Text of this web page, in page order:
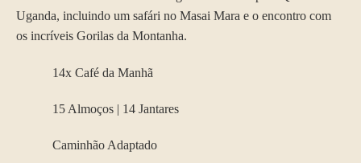
Uganda, incluindo um safári no Masai Mara e o encontro com
os incríveis Gorilas da Montanha.
14x Café da Manhã
15 Almoços | 14 Jantares
Caminhão Adaptado